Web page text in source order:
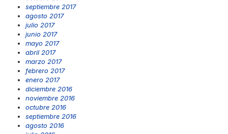
septiembre 2017
agosto 2017
julio 2017
junio 2017
mayo 2017
abril 2017
marzo 2017
febrero 2017
enero 2017
diciembre 2016
noviembre 2016
octubre 2016
septiembre 2016
agosto 2016